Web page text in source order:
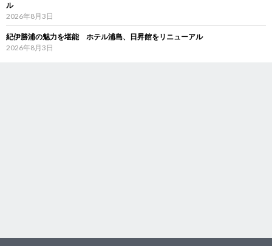
ル
2026年8月3日
紀伊勝浦の魅力を堪能 ホテル浦島、日昇館をリニューアル
2026年8月3日